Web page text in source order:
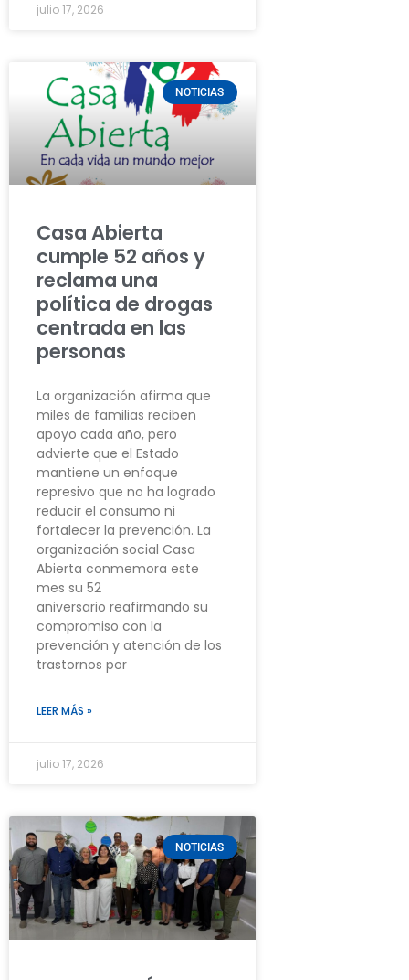
julio 17, 2026
NOTICIAS
Casa Abierta
cumple 52 años y
reclama una
política de drogas
centrada en las
personas
La organización afirma que
miles de familias reciben
apoyo cada año, pero
advierte que el Estado
mantiene un enfoque
represivo que no ha logrado
reducir el consumo ni
fortalecer la prevención. La
organización social Casa
Abierta conmemora este
mes su 52
aniversario reafirmando su
compromiso con la
prevención y atención de los
trastornos por
LEER MÁS »
julio 17, 2026
NOTICIAS